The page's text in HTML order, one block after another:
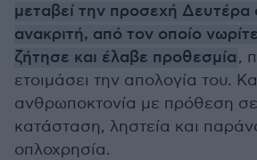
μεταβεί την προσεχή Δευτέρα
ανακριτή, από τον οποίο
ζήτησε και έλαβε προθεσμία,
ετοιμάσει την απολογία του.
ανθρωποκτονία με πρόθεση
κατάσταση, ληστεία και
οπλοχρησία.